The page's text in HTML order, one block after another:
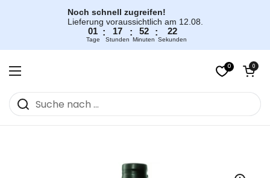
Noch schnell zugreifen!
Lieferung voraussichtlich am 12.08.
01
Tage
: 17
Stunden
: 52
Minuten
: 22
Sekunden
Menü öffnen
0Warenkorb
0